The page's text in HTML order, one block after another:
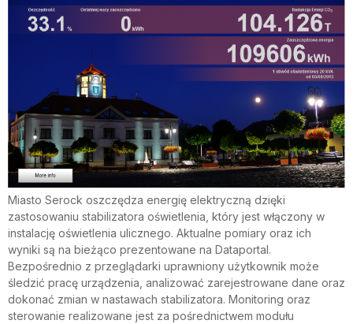
Miasto Serock oszczędza energię elektryczną dzięki
zastosowaniu stabilizatora oświetlenia, który jest włączony w
instalację oświetlenia ulicznego. Aktualne pomiary oraz ich
wyniki są na bieżąco prezentowane na Dataportal.
Bezpośrednio z przeglądarki uprawniony użytkownik może
śledzić pracę urządzenia, analizować zarejestrowane dane oraz
dokonać zmian w nastawach stabilizatora. Monitoring oraz
sterowanie realizowane jest za pośrednictwem modułu